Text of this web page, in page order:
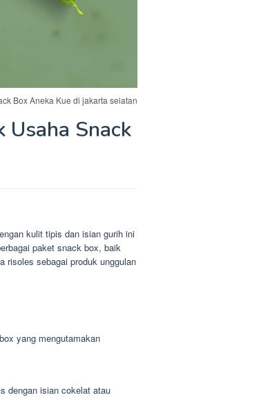
Box Aneka Kue di jakarta selatan
Snack
kulit tipis dan isian gurih ini
paket snack box, baik
risoles sebagai produk unggulan
yang mengutamakan
dengan isian cokelat atau